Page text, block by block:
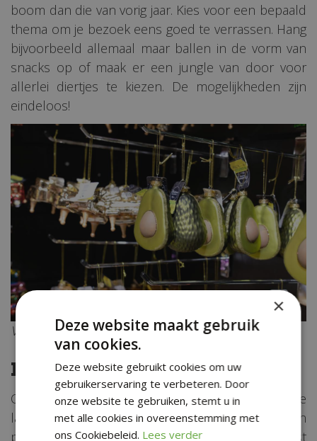
boom dan die van vorig jaar. Kies voor een bepaald
thema om je bezoek eens goed te verrassen. Hang
bijvoorbeeld allemaal maar ballen in de vorm van
snacks op of maak er een jungle van door voor
allerlei diertjes te kiezen. De mogelijkheden zijn
eindeloos!
Voor de echte avocado-lovers!
Kersthangers voor kinderen
Ook is het leuk om de kinderen een kerstbal uit te
laten kiezen. Wanneer ze deze zelf straks een
plekje in de kerstboom mogen geven, is het feest
×
Deze website maakt gebruik
van cookies.
Deze website gebruikt cookies om uw
gebruikerservaring te verbeteren. Door
onze website te gebruiken, stemt u in
met alle cookies in overeenstemming met
ons Cookiebeleid. Lees verder